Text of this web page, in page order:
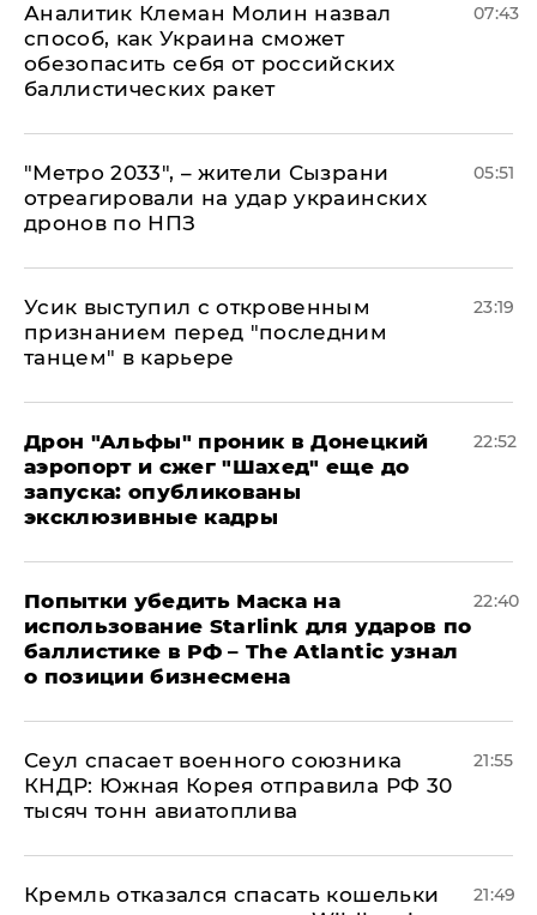
Аналитик Клеман Молин назвал
способ, как Украина сможет
обезопасить себя от российских
баллистических ракет
07:43
"Метро 2033", – жители Сызрани
отреагировали на удар украинских
дронов по НПЗ
05:51
Усик выступил с откровенным
признанием перед "последним
танцем" в карьере
23:19
Дрон "Альфы" проник в Донецкий
аэропорт и сжег "Шахед" еще до
запуска: опубликованы
эксклюзивные кадры
22:52
Попытки убедить Маска на
использование Starlink для ударов по
баллистике в РФ – The Atlantic узнал
о позиции бизнесмена
22:40
​Сеул спасает военного союзника
КНДР: Южная Корея отправила РФ 30
тысяч тонн авиатоплива
21:55
Кремль отказался спасать кошельки
21:49